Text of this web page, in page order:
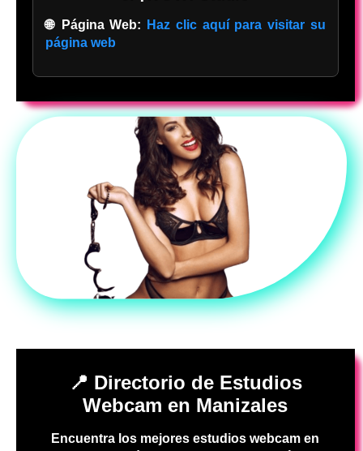
🌐 Página Web:
Haz clic aquí para visitar su
página web
📍 Directorio de Estudios
Webcam en Manizales
Encuentra los mejores estudios webcam en